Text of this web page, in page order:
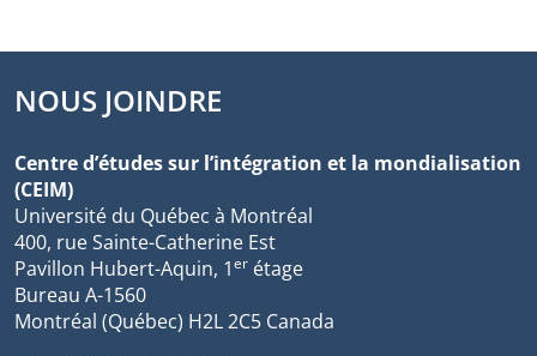
NOUS JOINDRE
Centre d’études sur l’intégration et la mondialisation
(CEIM)
Université du Québec à Montréal
400, rue Sainte-Catherine Est
Pavillon Hubert-Aquin, 1er étage
Bureau A-1560
Montréal (Québec) H2L 2C5 Canada